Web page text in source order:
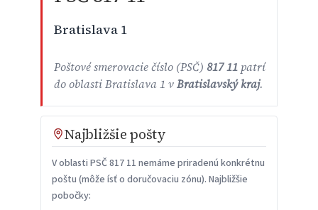
Bratislava 1
Poštové smerovacie číslo (PSČ) 817 11patrí
do oblasti Bratislava 1 vBratislavský kraj.
Najbližšie pošty
V oblasti PSČ 817 11 nemáme priradenú konkrétnu
poštu (môže ísť o doručovaciu zónu). Najbližšie
pobočky: